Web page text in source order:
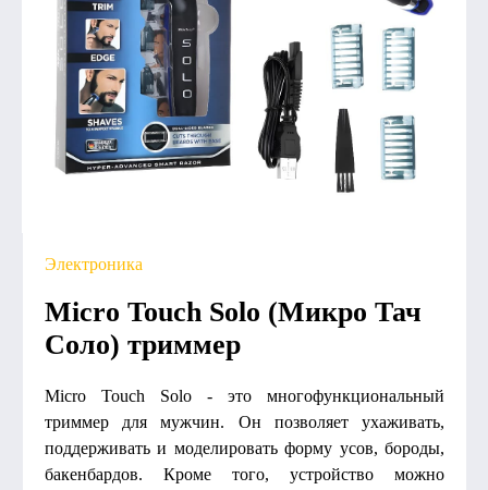
Электроника
Micro Touch Solo (Микро Тач
Соло) триммер
Micro Touch Solo - это многофункциональный
триммер для мужчин. Он позволяет ухаживать,
поддерживать и моделировать форму усов, бороды,
бакенбардов. Кроме того, устройство можно